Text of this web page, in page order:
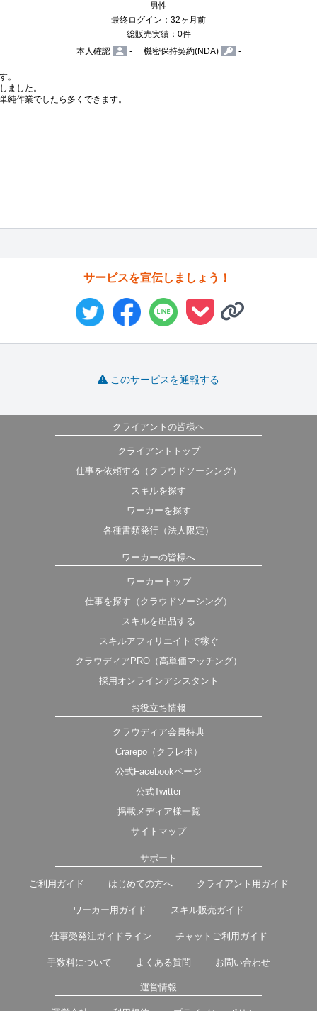
男性
最終ログイン：32ヶ月前
総販売実績：0件
本人確認
- 機密保持契約(NDA) -
。
ました。
純作業でしたら多くできます。
サービスを宣伝しましょう！
このサービスを通報する
クライアントの皆様へ
クライアントトップ
仕事を依頼する（クラウドソーシング）
スキルを探す
ワーカーを探す
各種書類発行（法人限定）
ワーカーの皆様へ
ワーカートップ
仕事を探す（クラウドソーシング）
スキルを出品する
スキルアフィリエイトで稼ぐ
クラウディアPRO（高単価マッチング）
採用オンラインアシスタント
お役立ち情報
クラウディア会員特典
Crarepo（クラレポ）
公式Facebookページ
公式Twitter
掲載メディア様一覧
サイトマップ
サポート
ご利用ガイド はじめての方へ クライアント用ガイド
ワーカー用ガイド スキル販売ガイド
仕事受発注ガイドライン チャットご利用ガイド
手数料について よくある質問 お問い合わせ
運営情報